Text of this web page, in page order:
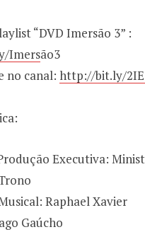
“DVD Imersão 3” :
Imersão3
no canal: http://bit.ly/
Executiva:
Raphael Xavier
Gaúcho